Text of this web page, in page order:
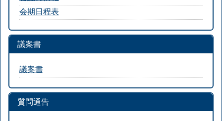
会期日程表
議案書
議案書
質問通告